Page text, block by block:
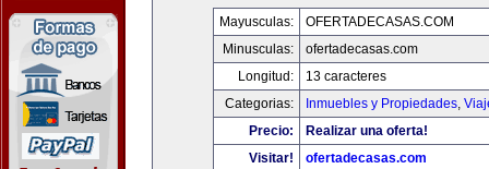
Mayusculas:
OFERTADECASAS.COM
Minusculas:
ofertadecasas.com
Longitud:
13 caracteres
Categorias:
Inmuebles y Propiedades,
Precio:
Realizar una oferta!
Visitar!
ofertadecasas.com